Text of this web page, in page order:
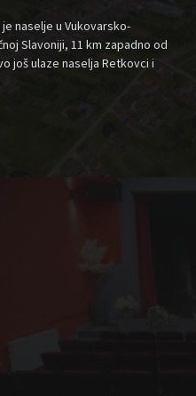
naselje u Vukovarsko-
Slavoniji, 11 km zapadno od
još ulaze naselja Retkovci i